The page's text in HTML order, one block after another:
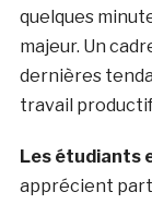
quelques
majeur. Un
dernières
travail
Les étudiants
apprécient